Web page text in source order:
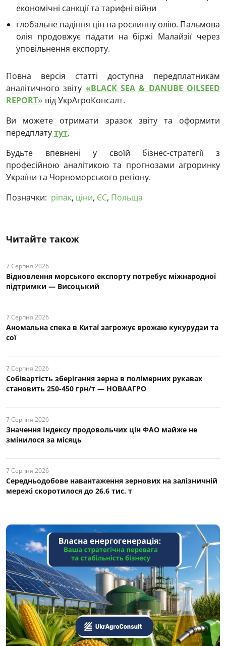
економічні санкції та тарифні війни
глобальне падіння цін на рослинну олію. Пальмова
олія продовжує падати на біржі Малайзії через
уповільнення експорту.
Повна версія статті доступна передплатникам
аналітичного звіту «BLACK SEA & DANUBE OILSEED
REPORT» від УкрАгроКонсалт.
Ви можете отримати зразок звіту та оформити
передплатутут.
Будьте впевнені у своїй бізнес-стратегії з
професійною аналітикою та прогнозами агроринку
України та Чорноморського регіону.
Позначки: ріпак, ціни, ЄС, Польща
Читайте також
7 Серпня 2026
Відновлення морського експорту потребує міжнародної
підтримки — Висоцький
7 Серпня 2026
Аномальна спека в Китаї загрожує врожаю кукурудзи та
сої
7 Серпня 2026
Собівартість зберігання зерна в полімерних рукавах
становить 250-450 грн/т — НОВААГРО
7 Серпня 2026
Значення Індексу продовольчих цін ФАО майже не
змінилося за місяць
7 Серпня 2026
Середньодобове навантаження зернових на залізничній
мережі скоротилося до 26,6 тис. т